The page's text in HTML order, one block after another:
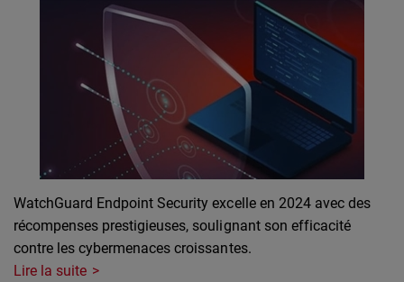
WatchGuard Endpoint Security excelle en 2024 avec des
récompenses prestigieuses, soulignant son efficacité
contre les cybermenaces croissantes.
Lire la suite